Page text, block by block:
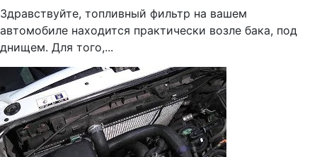
Здравствуйте, топливный фильтр на вашем
автомобиле находится практически возле бака, под
днищем. Для того,...